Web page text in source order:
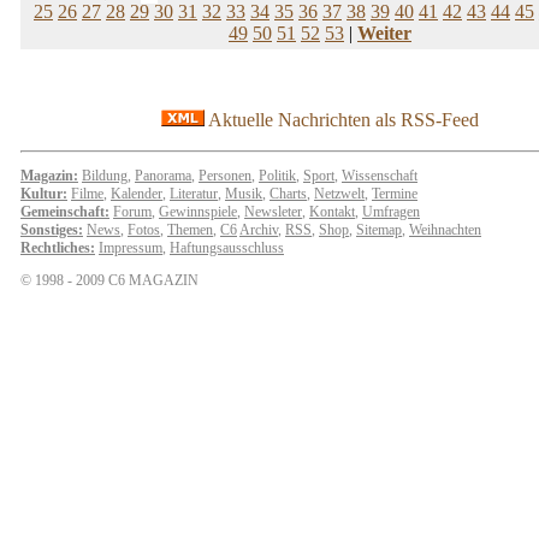
25 26 27 28 29 30 31 32 33 34 35 36 37 38 39 40 41 42 43 44 45
49 50 51 52 53 | Weiter
Aktuelle Nachrichten als RSS-Feed
Magazin: Bildung, Panorama, Personen, Politik, Sport, Wissenschaft
Kultur: Filme, Kalender, Literatur, Musik, Charts, Netzwelt, Termine
Gemeinschaft: Forum, Gewinnspiele, Newsleter, Kontakt, Umfragen
Sonstiges: News, Fotos, Themen, C6Archiv, RSS, Shop, Sitemap, Weihnachten
Rechtliches: Impressum, Haftungsausschluss
© 1998 - 2009 C6 MAGAZIN